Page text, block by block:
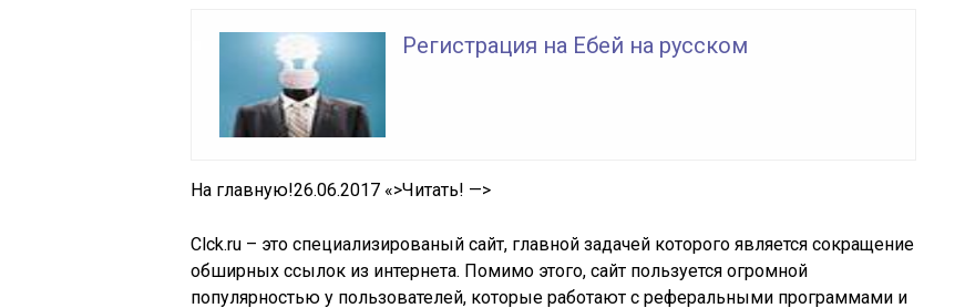
Регистрация на Ебей на русском
На главную!26.06.2017 «>Читать! —>
Clck.ru – это специализированый сайт, главной задачей которого является сокращение
обширных ссылок из интернета. Помимо этого, сайт пользуется огромной
популярностью у пользователей, которые работают с реферальными программами и